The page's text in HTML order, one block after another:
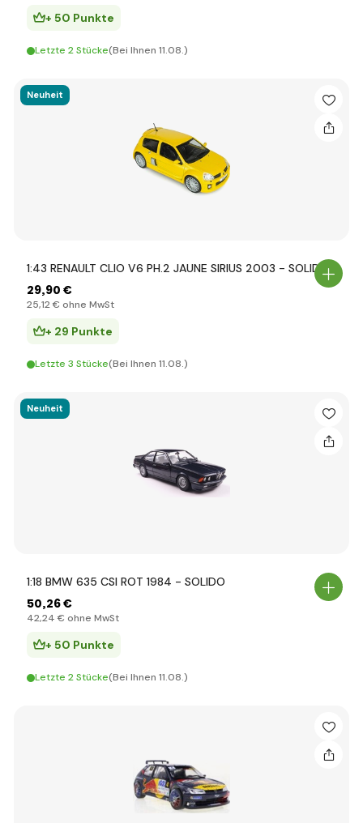
+ 50 Punkte
Letzte 2 Stücke(Bei Ihnen 11.08.)
Neuheit
1:43 RENAULT CLIO V6 PH.2 JAUNE SIRIUS 2003 - SOLIDO
29,90 €
25,12 € ohne MwSt
+ 29 Punkte
Letzte 3 Stücke(Bei Ihnen 11.08.)
Neuheit
1:18 BMW 635 CSI ROT 1984 - SOLIDO
50,26 €
42,24 € ohne MwSt
+ 50 Punkte
Letzte 2 Stücke(Bei Ihnen 11.08.)